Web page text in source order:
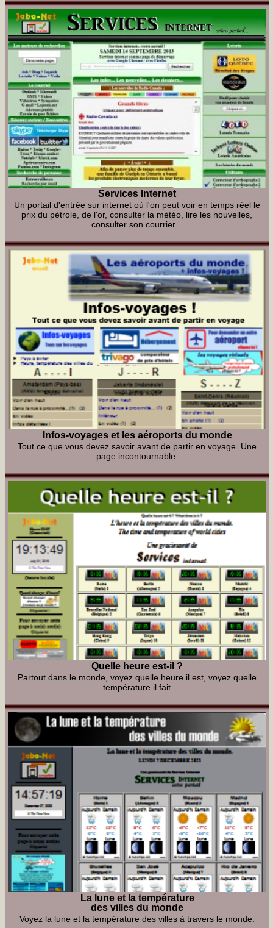
Services Internet
Un portail d'entrée sur internet où l'on peut voir en temps réel le
prix du pétrole, de l'or, consulter la météo, lire les nouvelles,
consulter son courrier...
Infos-voyages et les aéroports du monde
Tout ce que vous devez savoir avant de partir en voyage. Une
page incontournable.
Quelle heure est-il ?
Partout dans le monde, voyez quelle heure il est, voyez quelle
température il fait
La lune et la température
des villes du monde
Voyez la lune et la température des villes à travers le monde.